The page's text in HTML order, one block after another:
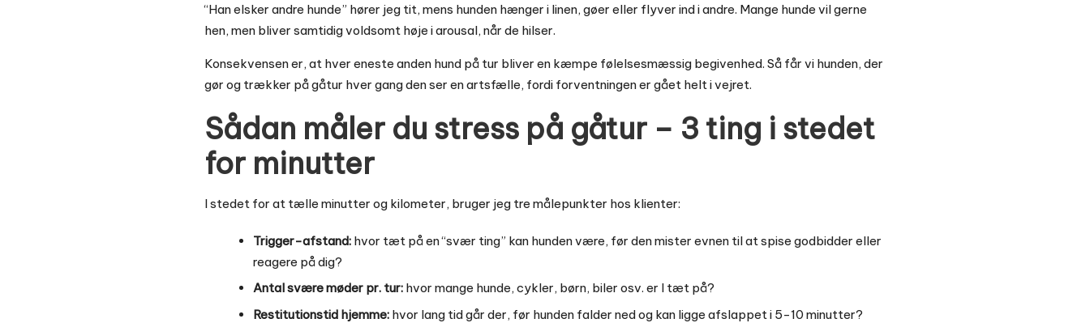
“Han elsker andre hunde” hører jeg tit, mens hunden hænger i linen, gøer eller flyver ind i andre. Mange hunde vil gerne
hen, men bliver samtidig voldsomt høje i arousal, når de hilser.
Konsekvensen er, at hver eneste anden hund på tur bliver en kæmpe følelsesmæssig begivenhed. Så får vi hunden, der
gør og trækker på gåtur hver gang den ser en artsfælle, fordi forventningen er gået helt i vejret.
Sådan måler du stress på gåtur – 3 ting i stedet
for minutter
I stedet for at tælle minutter og kilometer, bruger jeg tre målepunkter hos klienter:
Trigger-afstand: hvor tæt på en “svær ting” kan hunden være, før den mister evnen til at spise godbidder eller
reagere på dig?
Antal svære møder pr. tur: hvor mange hunde, cykler, børn, biler osv. er I tæt på?
Restitutionstid hjemme: hvor lang tid går der, før hunden falder ned og kan ligge afslappet i 5-10 minutter?